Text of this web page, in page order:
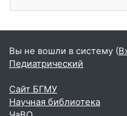
Вы не вошли в систему (
Педиатрический
Сайт БГМУ
Научная библиотека